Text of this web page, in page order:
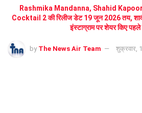
Rashmika Mandanna, Shahid
Cocktail 2 की रिलीज डेट 19 जून 2026 तय, शादी
इंस्टाग्राम पर शेयर किए पहले
by The News Air Team शुक्रवार,